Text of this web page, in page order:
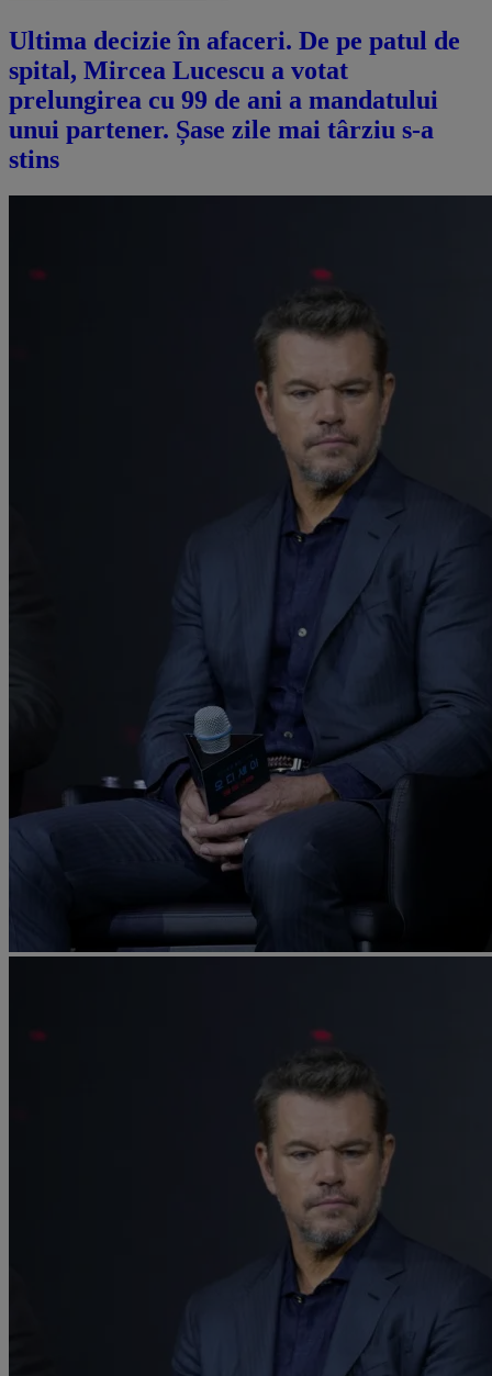
Ultima decizie în afaceri. De pe patul de
spital, Mircea Lucescu a votat
prelungirea cu 99 de ani a mandatului
unui partener. Șase zile mai târziu s-a
stins